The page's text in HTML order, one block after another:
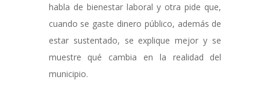
habla de bienestar laboral y otra pide que,
cuando se gaste dinero público, además de
estar sustentado, se explique mejor y se
muestre qué cambia en la realidad del
municipio.